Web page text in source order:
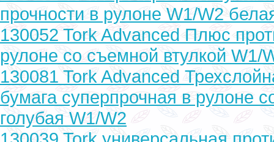
прочности в рулоне W1/W2
130052 Tork Advanced Плюс
рулоне со съемной втулкой W1/
130081 Tork Advanced
бумага суперпрочная в рулоне
голубая W1/W2